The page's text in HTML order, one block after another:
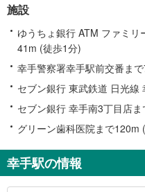
施設
ゆうちょ銀行 ATM ファミ
41m (徒歩1分)
幸手警察署幸手駅前交番ま
セブン銀行 東武鉄道 日光線
セブン銀行 幸手南3丁目店
グリーン歯科医院まで120m
幸手駅の情報